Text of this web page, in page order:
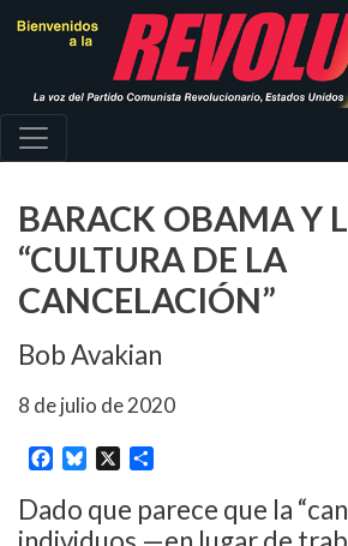
principal
BARACK OBAMA Y
“CULTURA DE LA
CANCELACIÓN”
Bob Avakian
8 de julio de 2020
Facebook
Bluesky
X
Dado que parece que la